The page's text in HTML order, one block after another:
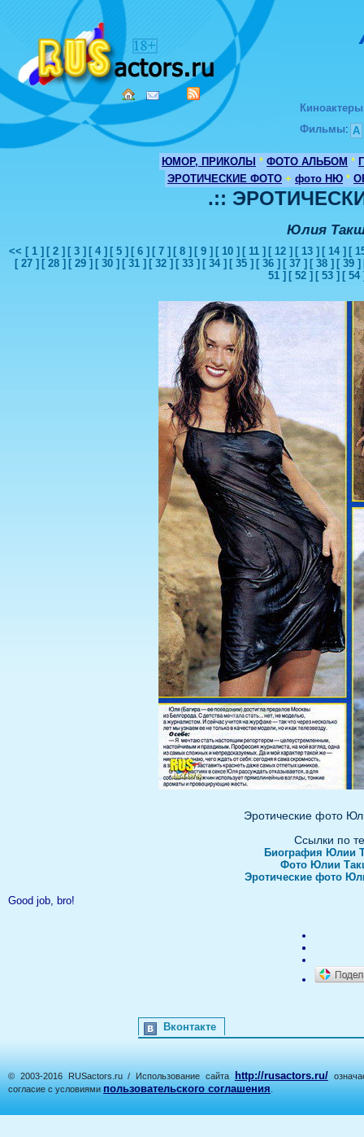
Киноактеры
Фильмы: А
ЮМОР, ПРИКОЛЫ * ФОТО АЛЬБОМ *
ЭРОТИЧЕСКИЕ ФОТО + фото НЮ *
.::
Юлия
<< [ 1 ] [ 2 ] [ 3 ] [ 4 ] [ 5 ] [ 6 ] [ 7 ] [ 8 ] [ 9 ] [ 10 ] [ 11 ] [ 12 ] [ 13 ] [ 14 ] [
[ 27 ] [ 28 ] [ 29 ] [ 30 ] [ 31 ] [ 32 ] [ 33 ] [ 34 ] [ 35 ] [ 36 ] [ 37 ] [ 38 ] [ 39 ]
51 ] [ 52 ] [ 53 ] [ 54
Эротические фото
Ссылки по
Биография Юлии
Фото Юлии
Эротические фото
Good job, bro!
Вконтакте
© 2003-2016 RUSactors.ru / Использование сайта http://rusactors.ru/
согласие с условиями пользовательского соглашения